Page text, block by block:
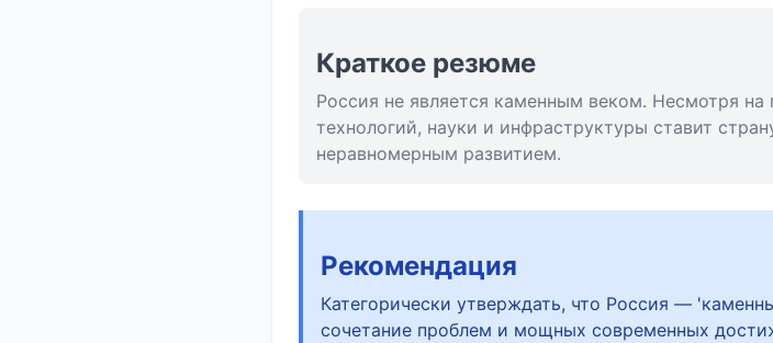
Краткое резюме
Россия не является каменным веком. Несмотря
технологий, науки и инфраструктуры ставит
неравномерным развитием.
Рекомендация
Категорически утверждать, что Россия —
сочетание проблем и мощных современных